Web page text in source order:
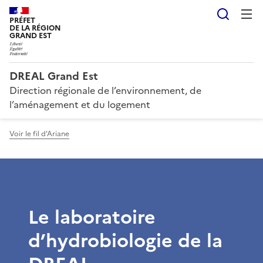
PRÉFET
DE LA RÉGION
GRAND EST
DREAL Grand Est
Direction régionale de l’environnement, de
l’aménagement et du logement
Voir le fil d'Ariane
Le laboratoire
d’hydrobiologie de la